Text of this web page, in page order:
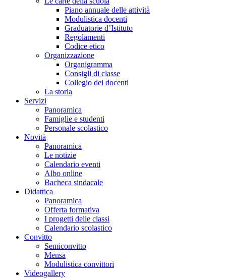
Piano annuale delle attività
Modulistica docenti
Graduatorie d’Istituto
Regolamenti
Codice etico
Organizzazione
Organigramma
Consigli di classe
Collegio dei docenti
La storia
Servizi
Panoramica
Famiglie e studenti
Personale scolastico
Novità
Panoramica
Le notizie
Calendario eventi
Albo online
Bacheca sindacale
Didattica
Panoramica
Offerta formativa
I progetti delle classi
Calendario scolastico
Convitto
Semiconvitto
Mensa
Modulistica convittori
Videogallery